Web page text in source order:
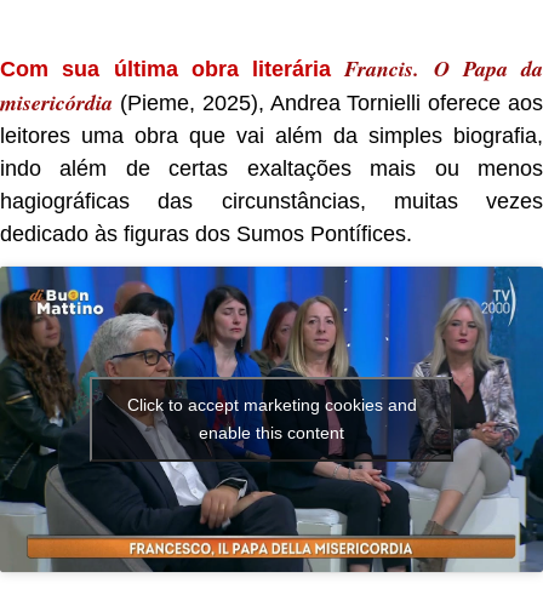
Com sua última obra literária Francis. O Papa da
misericórdia (Pieme, 2025), Andrea Tornielli oferece aos
leitores uma obra que vai além da simples biografia,
indo além de certas exaltações mais ou menos
hagiográficas das circunstâncias, muitas vezes
dedicado às figuras dos Sumos Pontífices.
Click to accept marketing cookies and
enable this content